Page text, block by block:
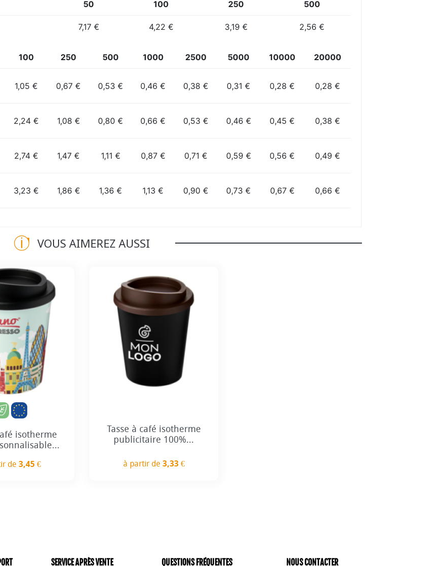
50 100 250 500
7,17 € 4,22 € 3,19 € 2,56 €
100 250 500 1000 2500 5000 10000 20000
1,05 € 0,67 € 0,53 € 0,46 € 0,38 € 0,31 € 0,28 € 0,28 €
2,24 € 1,08 € 0,80 € 0,66 € 0,53 € 0,46 € 0,45 € 0,38 €
2,74 € 1,47 € 1,11 € 0,87 € 0,71 € 0,59 € 0,56 € 0,49 €
3,23 € 1,86 € 1,36 € 1,13 € 0,90 € 0,73 € 0,67 € 0,66 €
VOUS AIMEREZ AUSSI
isotherme
de 3,45 €
Tasse à café isotherme
publicitaire 100%...
à partir de 3,33 €
SERVICE APRÈS VENTE QUESTIONS FRÉQUENTES NOUS CONTACTER